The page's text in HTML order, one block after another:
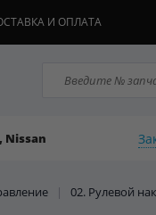
И ОПЛАТА
Nissan
| 02. Рулевой